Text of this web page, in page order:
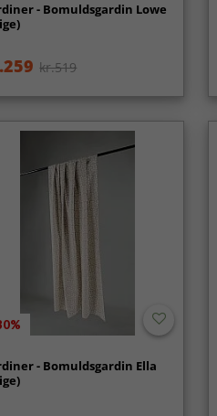
- Bomuldsgardin Lowe
kr.519
- Bomuldsgardin Ella